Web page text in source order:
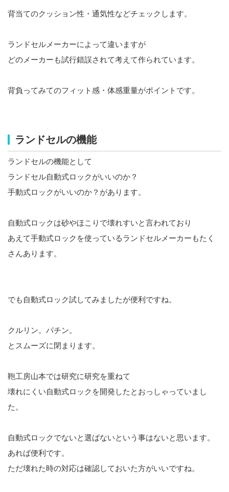
背当てのクッション性・通気性などチェックします。
ランドセルメーカーによって違いますが
どのメーカーも試行錯誤されて考えて作られています。
背負ってみてのフィット感・体感重量がポイントです。
ランドセルの機能
ランドセルの機能として
ランドセル自動式ロックがいいのか？
手動式ロックがいいのか？があります。
自動式ロックは砂やほこりで壊れすいと言われており
あえて手動式ロックを使っているランドセルメーカーもたく
さんあります。
でも自動式ロック試してみましたが便利ですね。
クルリン。パチン。
とスムーズに閉まります。
鞄工房山本では研究に研究を重ねて
壊れにくい自動式ロックを開発したとおっしゃっていまし
た。
自動式ロックでないと選ばないという事はないと思います。
あれば便利です。
ただ壊れた時の対応は確認しておいた方がいいですね。